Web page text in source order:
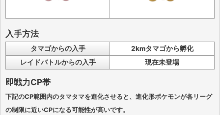
入手方法
タマゴからの入手
2kmタマゴから孵化
レイドバトルからの入手
現在未登場
即戦力CP帯
下記のCP範囲内のタマタマを進化させると、進化形ポケモンが各リーグ
の制限に近いCPになる可能性が高いです。